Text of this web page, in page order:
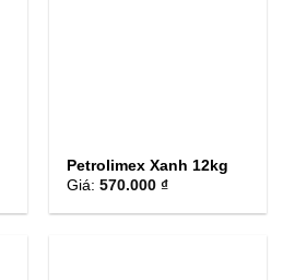
Petrolimex Xanh 12kg
Giá:570.000 ₫